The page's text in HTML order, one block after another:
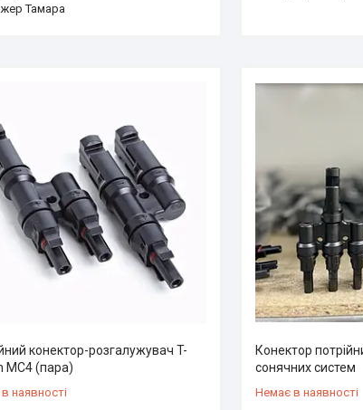
Тамара
конектор-розгалужувач T-
MC4 (пара)
наявності
Конектор
сонячних систем
Немає в наявності